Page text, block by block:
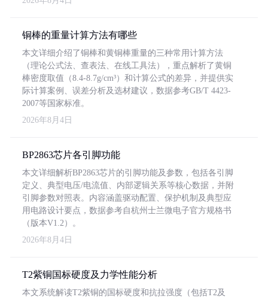
铜棒的重量计算方法有哪些
本文详细介绍了铜棒和黄铜棒重量的三种常用计算方法
（理论公式法、查表法、在线工具法），重点解析了黄铜
棒密度取值（8.4-8.7g/cm³）和计算公式的差异，并提供实
际计算案例、误差分析及选材建议，数据参考GB/T 4423-
2007等国家标准。
2026年8月4日
BP2863芯片各引脚功能
本文详细解析BP2863芯片的引脚功能及参数，包括各引脚
定义、典型电压/电流值、内部逻辑关系等核心数据，并附
引脚参数对照表。内容涵盖驱动配置、保护机制及典型应
用电路设计要点，数据参考自杭州士兰微电子官方规格书
（版本V1.2）。
2026年8月4日
T2紫铜国标硬度及力学性能分析
本文系统解读T2紫铜的国标硬度和抗拉强度（包括T2及